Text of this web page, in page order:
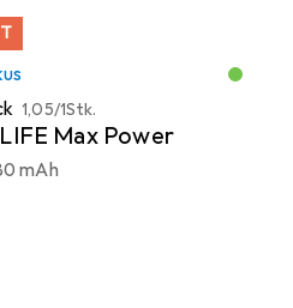
EUR
1,05/1Stk.
Max Power
mAh